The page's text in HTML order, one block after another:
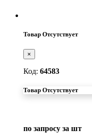
Товар Отсутствует
×
Код: 64583
Товар Отсутствует
по запросу за шт